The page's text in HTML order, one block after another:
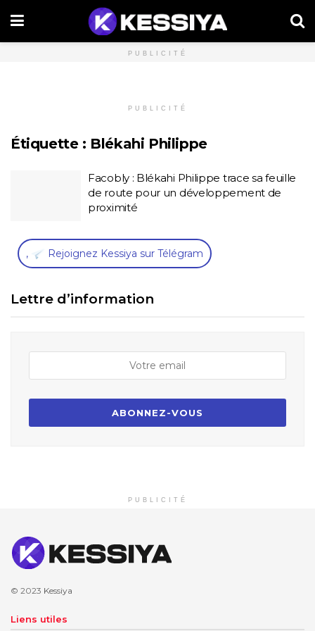
PUBLICITÉ
PUBLICITÉ
Étiquette : Blékahi Philippe
Facobly : Blékahi Philippe trace sa feuille
de route pour un développement de
proximité
, Rejoignez Kessiya sur Télégram
Lettre d’information
PUBLICITÉ
© 2023 Kessiya
Liens utiles